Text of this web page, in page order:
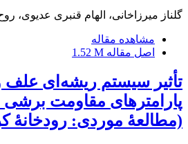
گلناز میرزاخانی، الهام قنبری عدیوی،
مشاهده مقاله
اصل مقاله 1.52 M
تأثیر سیستم ریشه‌ای علف و
پارامترهای مقاومت
‌(مطالعۀ موردی: رودخانۀ